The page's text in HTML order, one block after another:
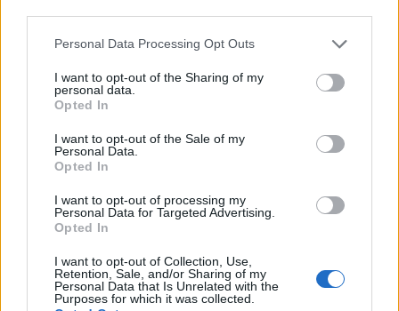
Please note that this website/app uses one or more Google
not limited to your visit or usage behaviour. You may click to
grant or deny consent to Google and its third-party tags to
use your data for below specified purposes in below Google
consent section.
Personal Data Processing Opt Outs
I want to opt-out of the Sharing of my
personal data.
Opted In
I want to opt-out of the Sale of my
Personal Data.
Opted In
I want to opt-out of processing my
Personal Data for Targeted Advertising.
Opted In
I want to opt-out of Collection, Use,
Retention, Sale, and/or Sharing of my
Personal Data that Is Unrelated with the
Purposes for which it was collected.
Program je glasbeno spremljala Dunja
, program je
AkcijaMoj zdravnik
zapored in omogoča pacientom, da izpostavijo
zdravnice in zdravnike, ki jih odlikujejo strokovnost,
dostopnost, predanost in človeški odnos. Letos so
pacienti za naj družinsko zdravnico Slovenije izbrali prav
doc. dr. Tino Virtič Potočnikiz Zdravstvenega doma
Slovenj Gradec, medtem ko je naziv Naj revmatologinje